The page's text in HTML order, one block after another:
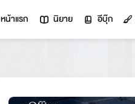
หน้าแรก นิยาย อีบุ๊ก